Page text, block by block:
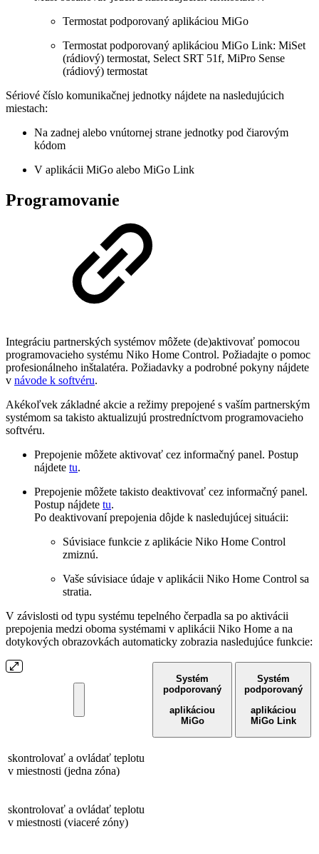
Termostat podporovaný aplikáciou MiGo
Termostat podporovaný aplikáciou MiGo Link: MiSet
(rádiový) termostat, Select SRT 51f, MiPro Sense
(rádiový) termostat
Sériové číslo komunikačnej jednotky nájdete na nasledujúcich
miestach:
Na zadnej alebo vnútornej strane jednotky pod čiarovým
kódom
V aplikácii MiGo alebo MiGo Link
Programovanie
Integráciu partnerských systémov môžete (de)aktivovať pomocou
programovacieho systému Niko Home Control. Požiadajte o pomoc
profesionálneho inštalatéra. Požiadavky a podrobné pokyny nájdete
v návode k softvéru.
Akékoľvek základné akcie a režimy prepojené s vaším partnerským
systémom sa takisto aktualizujú prostredníctvom programovacieho
softvéru.
Prepojenie môžete aktivovať cez informačný panel. Postup
nájdete tu.
Prepojenie môžete takisto deaktivovať cez informačný panel.
Postup nájdete tu.
Po deaktivovaní prepojenia dôjde k nasledujúcej situácii:
Súvisiace funkcie z aplikácie Niko Home Control
zmiznú.
Vaše súvisiace údaje v aplikácii Niko Home Control sa
stratia.
V závislosti od typu systému tepelného čerpadla sa po aktivácii
prepojenia medzi oboma systémami v aplikácii Niko Home a na
dotykových obrazovkách automaticky zobrazia nasledujúce funkcie:
Systém
podporovaný
aplikáciou
MiGo
Systém
podporovaný
aplikáciou
MiGo Link
skontrolovať a ovládať teplotu
v miestnosti (jedna zóna)
skontrolovať a ovládať teplotu
v miestnosti (viaceré zóny)